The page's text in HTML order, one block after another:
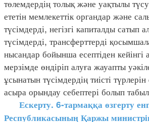
төлемдердің толық және уақтылы
ететін мемлекеттік органдар және
түсімдерді, негізгі капиталды сатып
түсімдерді, трансферттерді
нысандар бойынша есептіден кейінгі
мерзімде өндіріп алуға жауапты
ұсынатын түсімдердің тиісті
асыра орындау себептері болып
Ескерту. 6-тармаққа өзгерту
Республикасының Қаржы